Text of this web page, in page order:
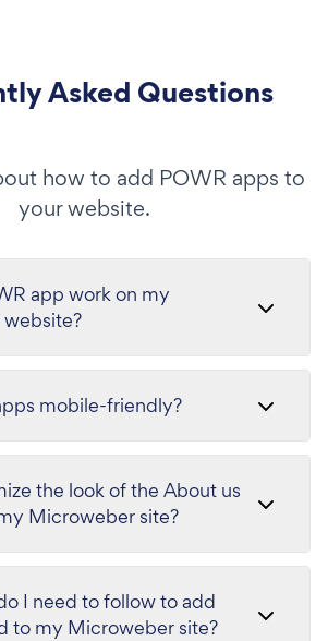
Asked Questions
how to add POWR apps to
your website.
app work on my
mobile-friendly?
the look of the About us
Microweber site?
I need to follow to add
to my Microweber site?